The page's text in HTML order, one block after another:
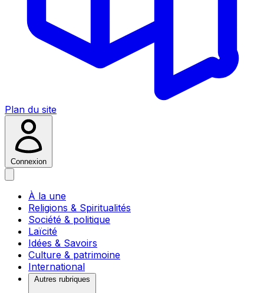
Plan du site
Connexion
À la une
Religions & Spiritualités
Société & politique
Laïcité
Idées & Savoirs
Culture & patrimoine
International
Autres rubriques